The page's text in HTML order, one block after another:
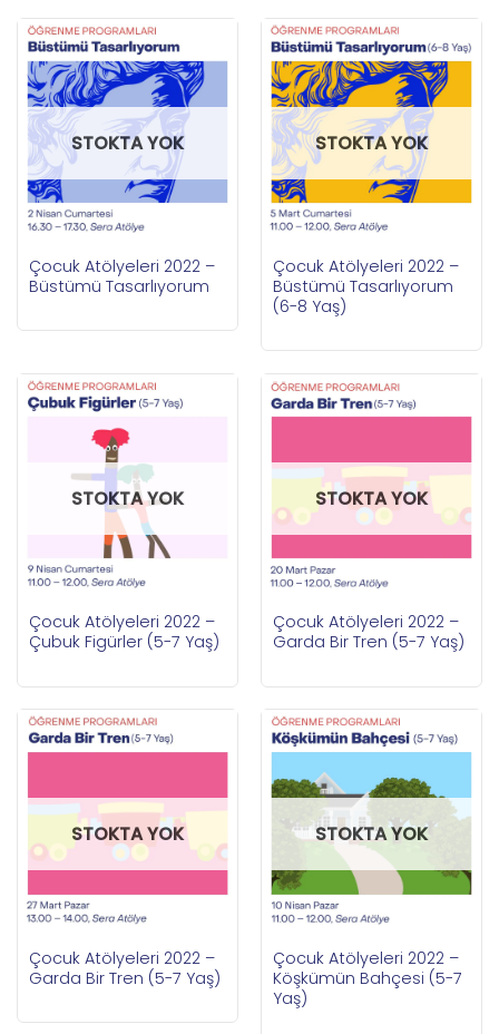
STOKTA YOK
Çocuk Atölyeleri 2022 –
Büstümü Tasarlıyorum
STOKTA YOK
Çocuk Atölyeleri 2022 –
Büstümü Tasarlıyorum
(6-8 Yaş)
STOKTA YOK
Çocuk Atölyeleri 2022 –
Çubuk Figürler (5-7 Yaş)
STOKTA YOK
Çocuk Atölyeleri 2022 –
Garda Bir Tren (5-7 Yaş)
STOKTA YOK
Çocuk Atölyeleri 2022 –
Garda Bir Tren (5-7 Yaş)
STOKTA YOK
Çocuk Atölyeleri 2022 –
Köşkümün Bahçesi (5-7
Yaş)